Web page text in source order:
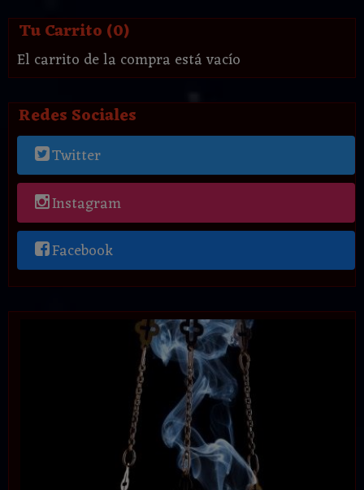
Tu Carrito (0)
El carrito de la compra está vacío
Redes Sociales
Twitter
Instagram
Facebook